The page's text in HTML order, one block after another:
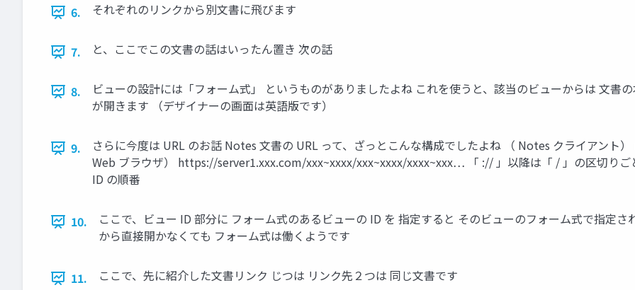
6. それぞれのリンクから別文書に飛びます
7. と、ここでこの文書の話はいったん置き 次の話
8.
ビューの設計には「フォーム式」 というものがありましたよね これを使うと、該当のビューからは 文書
が開きます （デザイナーの画面は英語版です）
9.
さらに今度は URL のお話 Notes 文書の URL って、ざっとこんな構成でしたよね （ Notes クライアン
Web ブラウザ） https://server1.xxx.com/xxx~xxxx/xxx~xxxx/xxxx~xxx… 「 :// 」以降は「 / 」の区切りご
ID の順番
10.
ここで、ビュー ID 部分に フォーム式のあるビューの ID を 指定すると そのビューのフォーム式で指定
から直接開かなくても フォーム式は働くようです
11. ここで、先に紹介した文書リンク じつは リンク先２つは 同じ文書です